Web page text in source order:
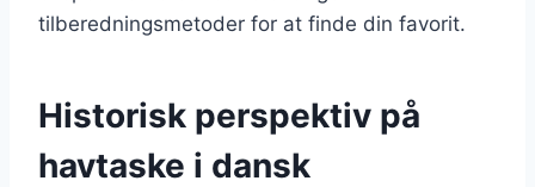
tilberedningsmetoder for at finde din favorit.
Historisk perspektiv på
havtaske i dansk